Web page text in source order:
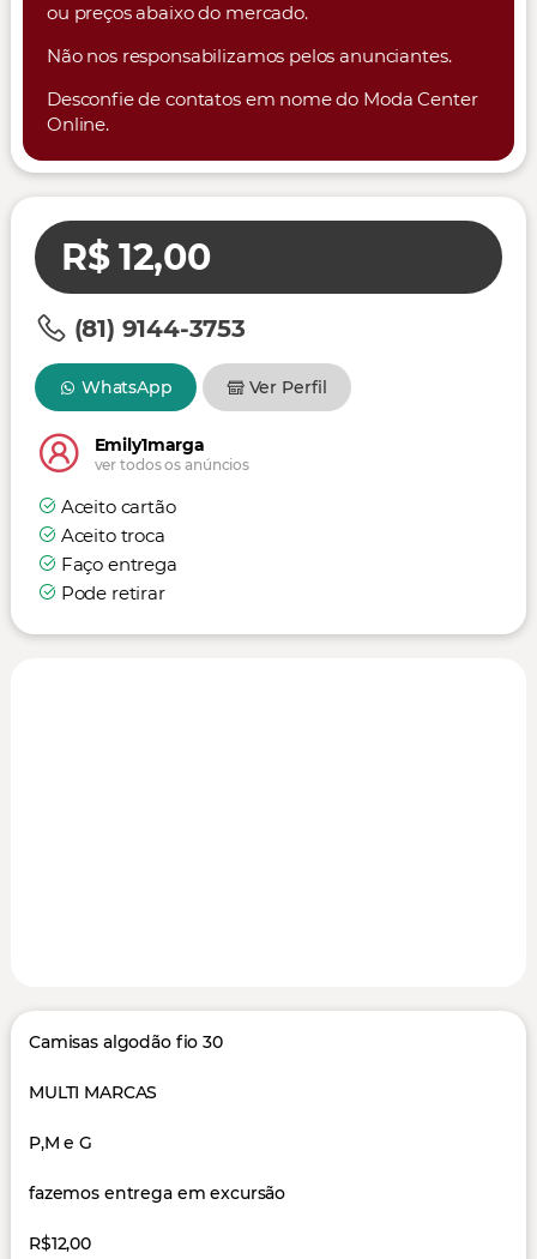
ou preços abaixo do mercado.
Não nos responsabilizamos pelos anunciantes.
Desconfie de contatos em nome do Moda Center
Online.
R$ 12,00
(81) 9144-3753
WhatsApp Ver Perfil
Emily1marga
ver todos os anúncios
Aceito cartão
Aceito troca
Faço entrega
Pode retirar
Camisas algodão fio 30
MULTI MARCAS
P,M e G
fazemos entrega em excursão
R$12,00